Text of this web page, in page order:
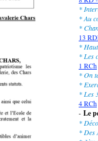
*
* Au
*
13
*
* Les
1 RCh
* On
*
* Les
4 RCh
- Le
*
* Des